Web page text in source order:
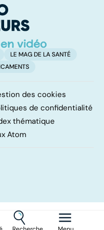
LE MAG DE LA SANTÉ
des cookies
de confidentialité
thématique
Atom